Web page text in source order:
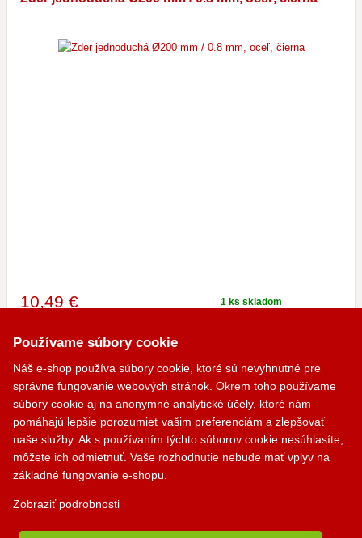
10,49 € 1 ks skladom
Zder dvojitá Ø200 mm / 0.8 mm, oceľ, čierna
Používame súbory cookie
Náš e-shop používa súbory cookie, ktoré sú nevyhnutné pre
správne fungovanie webových stránok. Okrem toho používame
súbory cookie aj na anonymné analytické účely, ktoré nám
pomáhajú lepšie porozumieť vašim preferenciám a zlepšovať
naše služby. Ak s používaním týchto súborov cookie nesúhlasíte,
môžete ich odmietnuť. Vaše rozhodnutie nebude mať vplyv na
základné fungovanie e-shopu.
Zobraziť podrobnosti